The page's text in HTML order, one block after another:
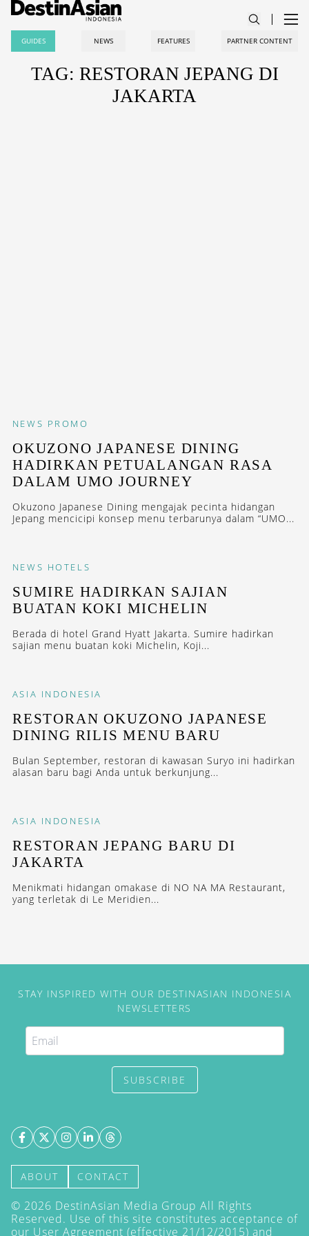
GUIDES NEWS FEATURES PARTNER CONTENT
TAG: RESTORAN JEPANG DI
JAKARTA
NEWS PROMO
OKUZONO JAPANESE DINING
HADIRKAN PETUALANGAN RASA
DALAM UMO JOURNEY
Okuzono Japanese Dining mengajak pecinta hidangan
Jepang mencicipi konsep menu terbarunya dalam “UMO...
NEWS HOTELS
SUMIRE HADIRKAN SAJIAN
BUATAN KOKI MICHELIN
Berada di hotel Grand Hyatt Jakarta. Sumire hadirkan
sajian menu buatan koki Michelin, Koji...
ASIA INDONESIA
RESTORAN OKUZONO JAPANESE
DINING RILIS MENU BARU
Bulan September, restoran di kawasan Suryo ini hadirkan
alasan baru bagi Anda untuk berkunjung...
ASIA INDONESIA
RESTORAN JEPANG BARU DI
JAKARTA
Menikmati hidangan omakase di NO NA MA Restaurant,
yang terletak di Le Meridien...
STAY INSPIRED WITH OUR DESTINASIAN INDONESIA
NEWSLETTERS
SUBSCRIBE
ABOUT CONTACT
© 2026 DestinAsian Media Group All Rights
Reserved. Use of this site constitutes acceptance of
our User Agreement (effective 21/12/2015) and